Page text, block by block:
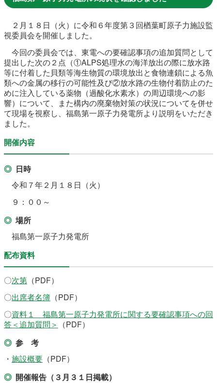
復興・計画 ふるさと納税
予算・決算 人事・採用 楢葉町議会
教育委員会 農業委員会 選挙
例規集
２月１８日（火）に令和６年度第３回楢葉町原子力施設監
視委員会を開催しました。
今回の委員会では、東電への要確認事項の追加質問として
提出した次の２点（①ALPS処理水の海洋放出の際に放水路
等に付着した貝類等海生物質の環境放出と食物連鎖による魚
類への金属の移行の可能性及び②放水路の生物付着防止のた
めに注入している薬物（過酸化水素水）の周辺環境への影
響）について、また構内の廃棄物対策の状況についてを併せ
て現場を視察し、福島第一原子力発電所より説明をいただき
ました。
開催内容
日時
令和７年２月１８日（火）
９：００～
場所
福島第一原子力発電所
配布資料
〇次第 （PDF）
〇出席者名簿 （PDF）
〇資料１ 福島第一原子力発電所に関する要確認事項への回
答＜追加質問＞
（PDF）
参 考
・ 施設概要 （PDF）
開催報告（３月３１日掲載）